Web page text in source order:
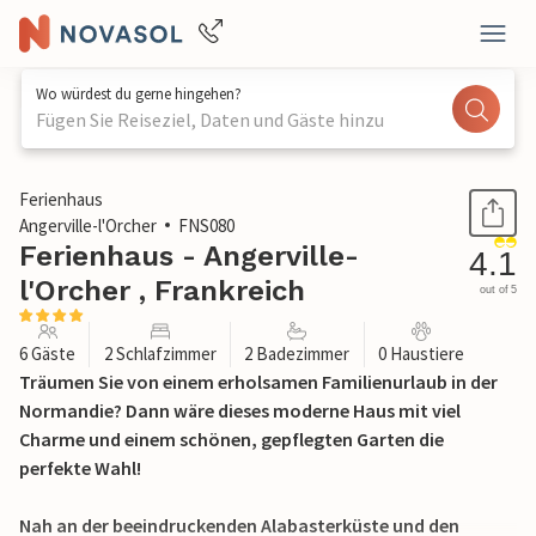
Wo würdest du gerne hingehen?
Fügen Sie Reiseziel, Daten und Gäste hinzu
1 / 26
Ferienhaus
Angerville-l'Orcher
FNS080
Ferienhaus - Angerville-
l'Orcher , Frankreich
4.1
out of 5
6 Gäste 2 Schlafzimmer 2 Badezimmer 0 Haustiere
Träumen Sie von einem erholsamen Familienurlaub in der
Normandie? Dann wäre dieses moderne Haus mit viel
Charme und einem schönen, gepflegten Garten die
perfekte Wahl!
Nah an der beeindruckenden Alabasterküste und den